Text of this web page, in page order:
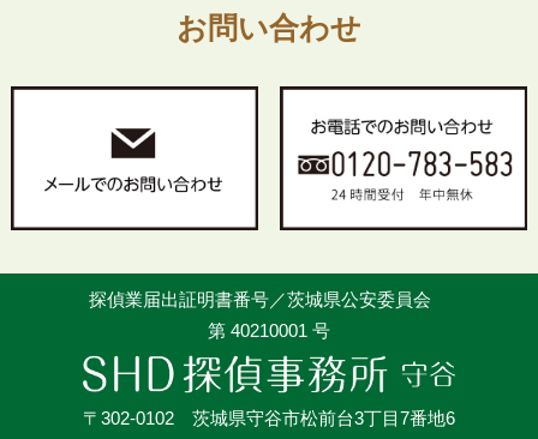
お問い合わせ
探偵業届出証明書番号／茨城県公安委員会
第 40210001 号
〒302-0102 茨城県守谷市松前台3丁目7番地6